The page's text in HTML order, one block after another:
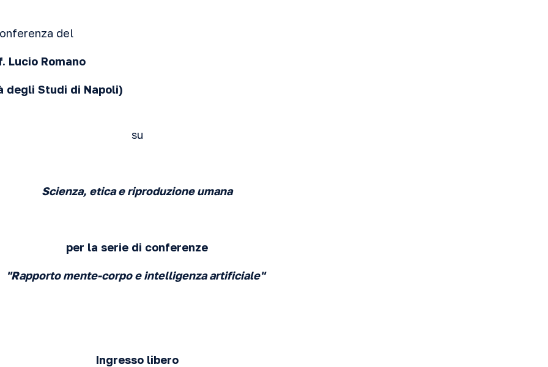
del
Lucio Romano
degli Studi di Napoli)
su
Scienza, etica e riproduzione umana
per la serie di conferenze
"Rapporto mente-corpo e intelligenza artificiale"
Ingressolibero